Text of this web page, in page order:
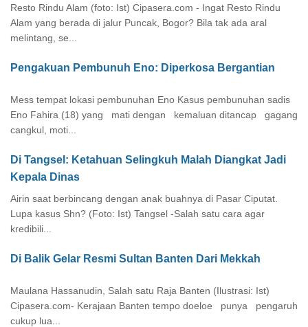
Resto Rindu Alam (foto: Ist) Cipasera.com - Ingat Resto Rindu
Alam yang berada di jalur Puncak, Bogor? Bila tak ada aral
melintang, se...
Pengakuan Pembunuh Eno: Diperkosa Bergantian
Mess tempat lokasi pembunuhan Eno Kasus pembunuhan sadis
Eno Fahira (18) yang mati dengan kemaluan ditancap gagang
cangkul, moti...
Di Tangsel: Ketahuan Selingkuh Malah Diangkat Jadi
Kepala Dinas
Airin saat berbincang dengan anak buahnya di Pasar Ciputat.
Lupa kasus Shn? (Foto: Ist) Tangsel -Salah satu cara agar
kredibili...
Di Balik Gelar Resmi Sultan Banten Dari Mekkah
Maulana Hassanudin, Salah satu Raja Banten (Ilustrasi: Ist)
Cipasera.com- Kerajaan Banten tempo doeloe punya pengaruh
cukup lua...